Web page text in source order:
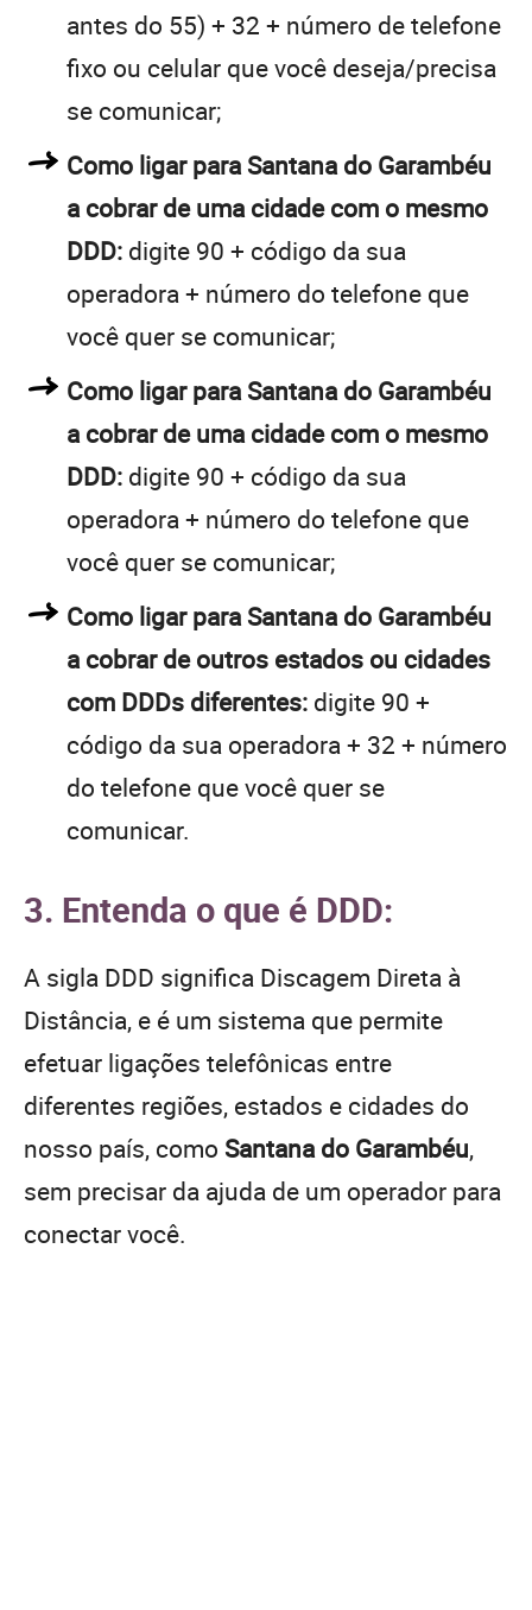
antes do 55) + 32 + número de telefone
fixo ou celular que você deseja/precisa
se comunicar;
Como ligar para Santana do Garambéu
a cobrar de uma cidade com o mesmo
DDD: digite 90 + código da sua
operadora + número do telefone que
você quer se comunicar;
Como ligar para Santana do Garambéu
a cobrar de uma cidade com o mesmo
DDD: digite 90 + código da sua
operadora + número do telefone que
você quer se comunicar;
Como ligar para Santana do Garambéu
a cobrar de outros estados ou cidades
com DDDs diferentes: digite 90 +
código da sua operadora + 32 + número
do telefone que você quer se
comunicar.
3. Entenda o que é DDD:
A sigla DDD significa Discagem Direta à
Distância, e é um sistema que permite
efetuar ligações telefônicas entre
diferentes regiões, estados e cidades do
nosso país, como Santana do Garambéu,
sem precisar da ajuda de um operador para
conectar você.